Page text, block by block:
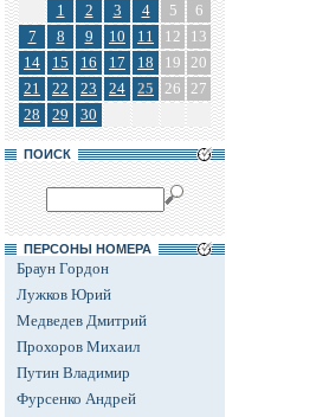
1 2 3 4 5
6
7
8 9 10 11 12
13
14
15 16 17 18 19 20
21
22 23 24 25 26 27
28
29 30
ПОИСК
ПЕРСОНЫ НОМЕРА
Браун Гордон
Лужков Юрий
Медведев Дмитрий
Прохоров Михаил
Путин Владимир
Фурсенко Андрей